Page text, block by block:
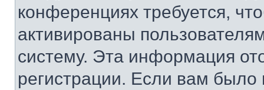
конференциях требуется,
активированы
систему. Эта информация
регистрации. Если вам